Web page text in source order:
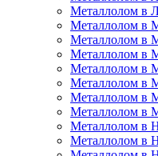
Металлолом в
Металлолом в
Металлолом в
Металлолом в
Металлолом в
Металлолом в
Металлолом в
Металлолом в
Металлолом в
Металлолом в